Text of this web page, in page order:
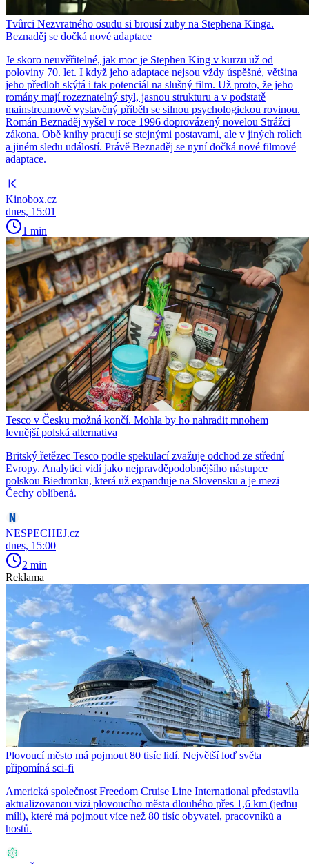
Tvůrci Nezvratného osudu si brousí zuby na Stephena Kinga.
Beznaděj se dočká nové adaptace
Je skoro neuvěřitelné, jak moc je Stephen King v kurzu už od
poloviny 70. let. I když jeho adaptace nejsou vždy úspěšné, většina
jeho předloh skýtá i tak potenciál na slušný film. Už proto, že jeho
romány mají rozeznatelný styl, jasnou strukturu a v podstatě
mainstreamově vystavěný příběh se silnou psychologickou rovinou.
Román Beznaděj vyšel v roce 1996 doprovázený novelou Strážci
zákona. Obě knihy pracují se stejnými postavami, ale v jiných rolích
a jiném sledu událostí. Právě Beznaděj se nyní dočká nové filmové
adaptace.
Kinobox.cz
dnes, 15:01
1 min
Tesco v Česku možná končí. Mohla by ho nahradit mnohem
levnější polská alternativa
Britský řetězec Tesco podle spekulací zvažuje odchod ze střední
Evropy. Analytici vidí jako nejpravděpodobnějšího nástupce
polskou Biedronku, která už expanduje na Slovensku a je mezi
Čechy oblíbená.
NESPECHEJ.cz
dnes, 15:00
2 min
Reklama
Plovoucí město má pojmout 80 tisíc lidí. Největší loď světa
připomíná sci-fi
Americká společnost Freedom Cruise Line International představila
aktualizovanou vizi plovoucího města dlouhého přes 1,6 km (jednu
míli), které má pojmout více než 80 tisíc obyvatel, pracovníků a
hostů.